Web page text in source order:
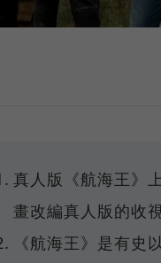
真人版《航海王》
畫改編真人版的收
《航海王》是有史